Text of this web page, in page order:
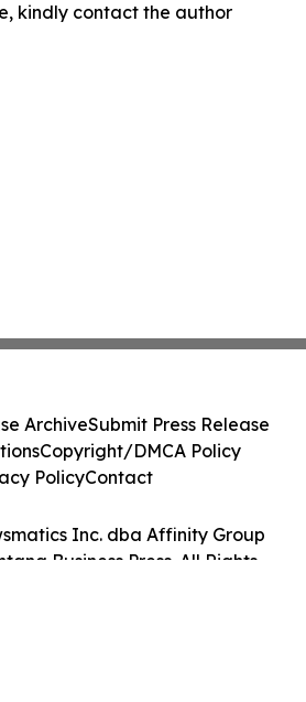
kindly contact the author
Inc. dba Affinity Group
Business Press. All Rights
ArchiveSubmit Press Release
Copyright/DMCA Policy
PolicyContact